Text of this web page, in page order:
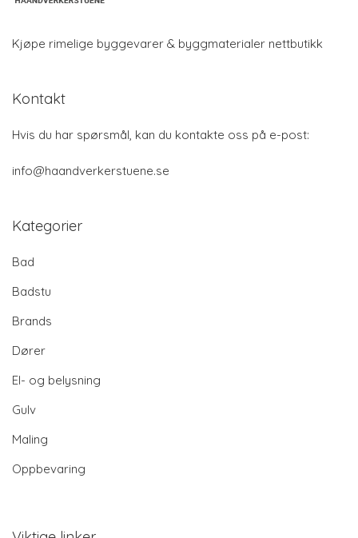
Kjøpe rimelige byggevarer & byggmaterialer nettbutikk
Kontakt
Hvis du har spørsmål, kan du kontakte oss på e-post:
info@haandverkerstuene.se
Kategorier
Bad
Badstu
Brands
Dører
El- og belysning
Gulv
Maling
Oppbevaring